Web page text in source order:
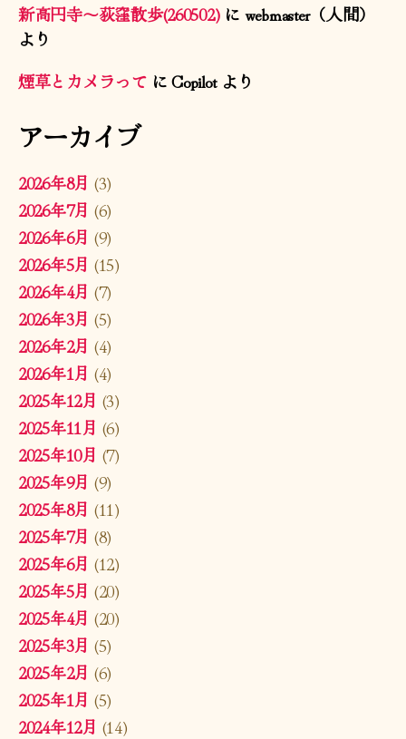
新高円寺〜荻窪散歩(260502)に webmaster（人間）
より
煙草とカメラってにCopilotより
アーカイブ
2026年8月 (3)
2026年7月 (6)
2026年6月 (9)
2026年5月 (15)
2026年4月 (7)
2026年3月 (5)
2026年2月 (4)
2026年1月 (4)
2025年12月 (3)
2025年11月 (6)
2025年10月 (7)
2025年9月 (9)
2025年8月 (11)
2025年7月 (8)
2025年6月 (12)
2025年5月 (20)
2025年4月 (20)
2025年3月 (5)
2025年2月 (6)
2025年1月 (5)
2024年12月 (14)